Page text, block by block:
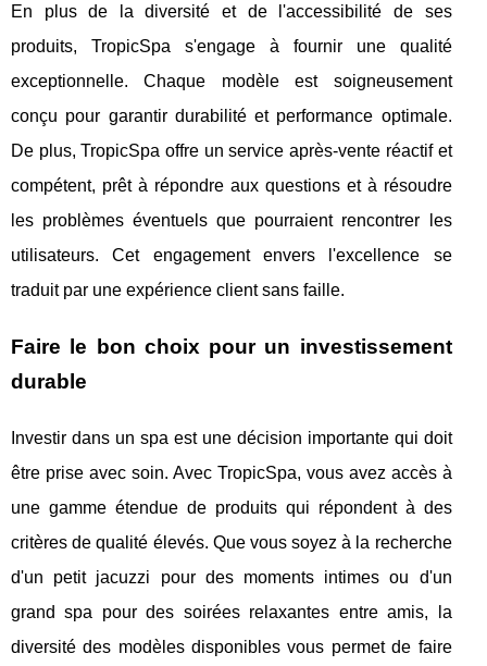
En plus de la diversité et de l'accessibilité de ses
produits, TropicSpa s'engage à fournir une qualité
exceptionnelle. Chaque modèle est soigneusement
conçu pour garantir durabilité et performance optimale.
De plus, TropicSpa offre un service après-vente réactif et
compétent, prêt à répondre aux questions et à résoudre
les problèmes éventuels que pourraient rencontrer les
utilisateurs. Cet engagement envers l'excellence se
traduit par une expérience client sans faille.
Faire le bon choix pour un investissement
durable
Investir dans un spa est une décision importante qui doit
être prise avec soin. Avec TropicSpa, vous avez accès à
une gamme étendue de produits qui répondent à des
critères de qualité élevés. Que vous soyez à la recherche
d'un petit jacuzzi pour des moments intimes ou d'un
grand spa pour des soirées relaxantes entre amis, la
diversité des modèles disponibles vous permet de faire